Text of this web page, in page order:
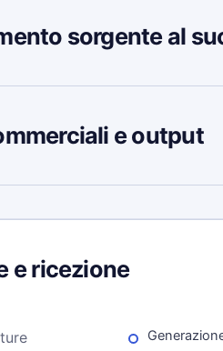
sorgente al
e output
e ricezione